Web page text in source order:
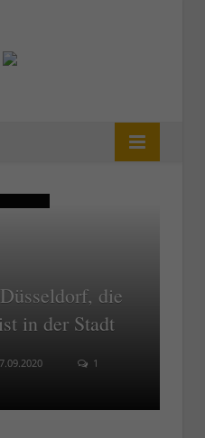
die
in der Stadt
1